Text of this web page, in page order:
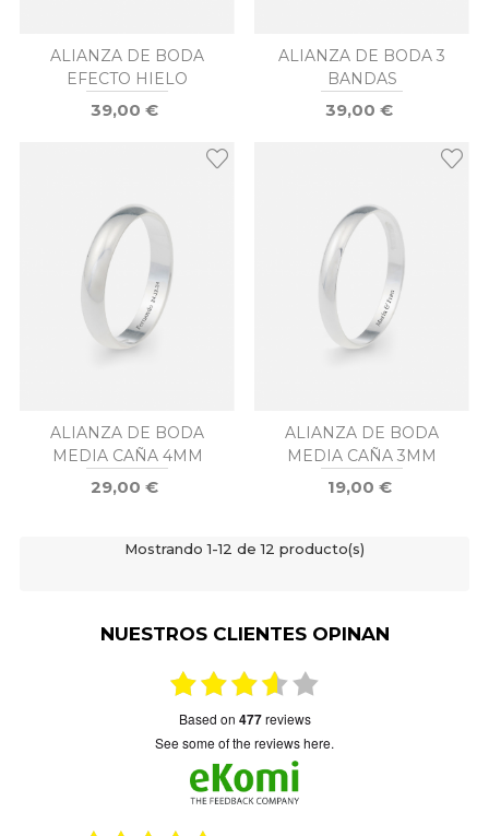
ALIANZA DE BODA
EFECTO HIELO
39,00 €
ALIANZA DE BODA 3
BANDAS
39,00 €
ALIANZA DE BODA
MEDIA CAÑA 4MM
29,00 €
ALIANZA DE BODA
MEDIA CAÑA 3MM
19,00 €
Mostrando 1-12 de 12 producto(s)
NUESTROS CLIENTES OPINAN
based on 477reviews
see some of the reviews here.